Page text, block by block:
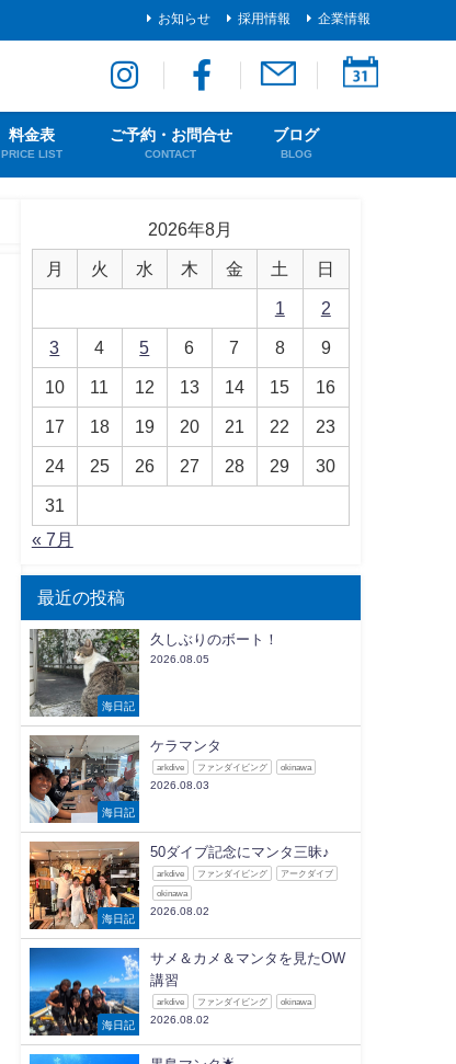
お知らせ 採用情報 企業情報
料金表
PRICE LIST
ご予約・お問合せ
CONTACT
ブログ
BLOG
2026年8月
月 火 水 木 金 土 日
1 2
3 4 5 6 7 8 9
10 11 12 13 14 15 16
17 18 19 20 21 22 23
24 25 26 27 28 29 30
31
« 7月
最近の投稿
海日記
久しぶりのボート！
2026.08.05
海日記
ケラマンタ
arkdive ファンダイビング okinawa
2026.08.03
海日記
50ダイブ記念にマンタ三昧♪
arkdive ファンダイビング アークダイブ
okinawa
2026.08.02
海日記
サメ＆カメ＆マンタを見たOW
講習
arkdive ファンダイビング okinawa
2026.08.02